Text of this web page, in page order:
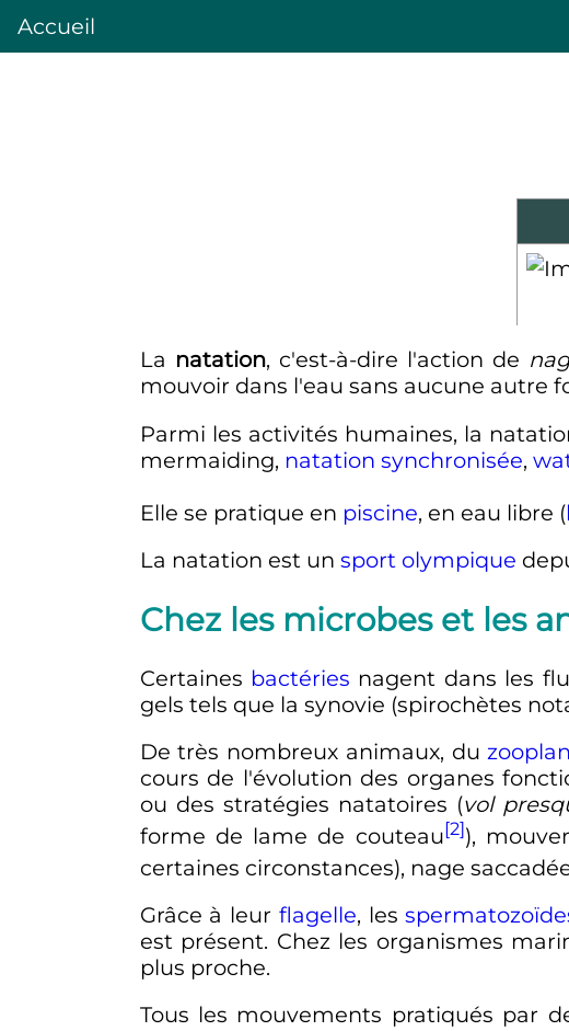
Accueil
La natation, c'est-à-dire l'action de
mouvoir dans l'eau sans aucune autre
Parmi les activités humaines, la
mermaiding, natation synchronisée,
Elle se pratique en piscine, en eau libre (
La natation est un sport olympique
Chez les microbes et les
Certaines bactéries nagent dans les
gels tels que la synovie (spirochètes
De très nombreux animaux, du
cours de l'évolution des organes
ou des stratégies natatoires (vol
forme de lame de couteau[2]),
certaines circonstances), nage
Grâce à leur flagelle, les
est présent. Chez les organismes
plus proche.
Tous les mouvements pratiqués par